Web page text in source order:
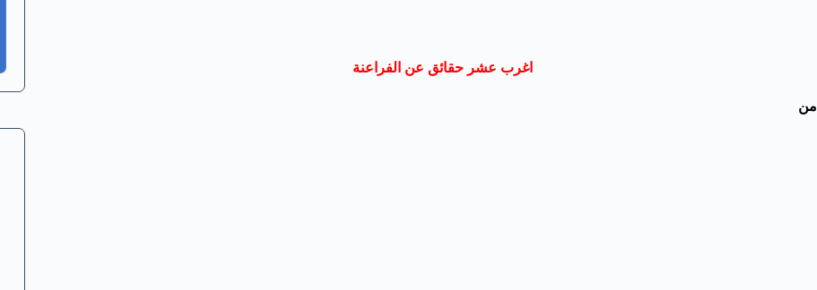
اغرب عشر حقائق عن الفراعنة
من